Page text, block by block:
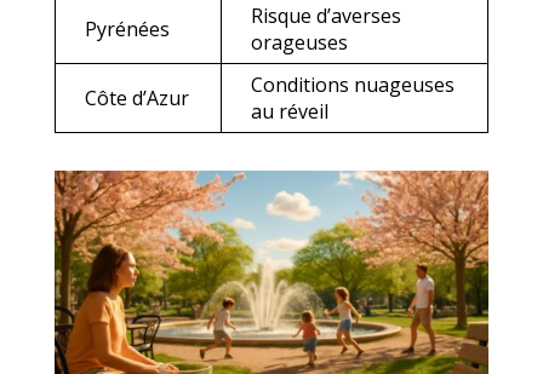
Pyrénées
Risque d’averses
orageuses
Côte d’Azur
Conditions nuageuses
au réveil